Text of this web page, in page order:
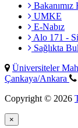
Bakanımız
UMKE
E-Nabız
Alo 171 -
Sağlıkta
Üniversiteler
Çankaya/Ankara
Copyright © 2026
×